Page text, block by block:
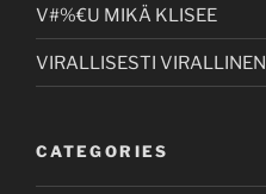
V#%€U MIKÄ KLISEE
VIRALLISESTI VIRALLINEN
CATEGORIES